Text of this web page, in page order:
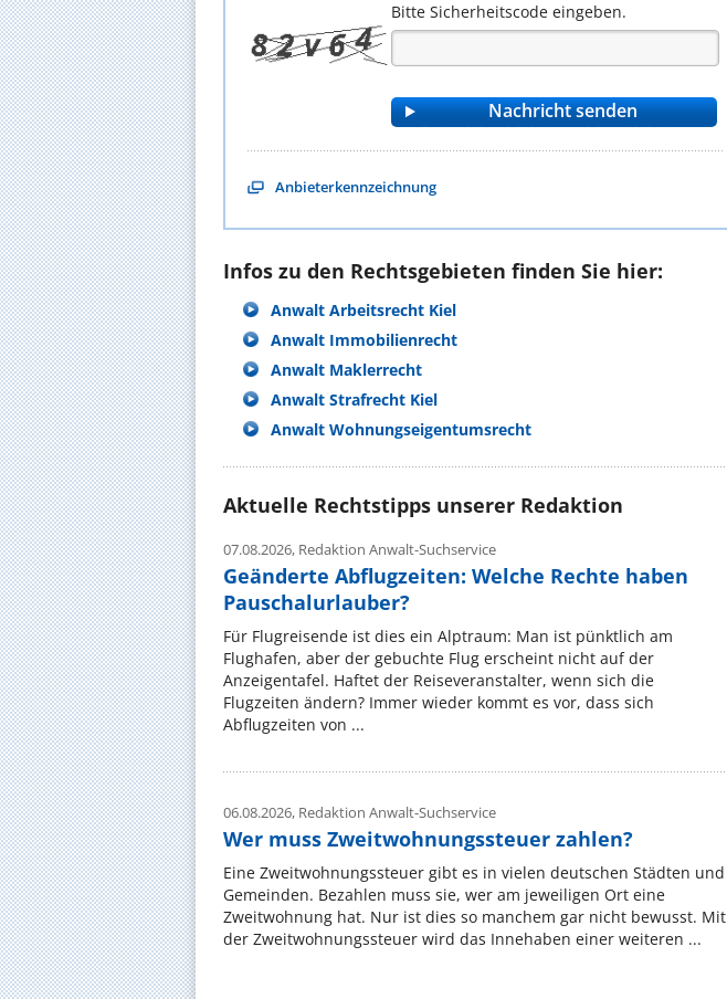
Bitte Sicherheitscode eingeben.
Anbieterkennzeichnung
Infos zu den Rechtsgebieten finden Sie hier:
Anwalt Arbeitsrecht Kiel
Anwalt Immobilienrecht
Anwalt Maklerrecht
Anwalt Strafrecht Kiel
Anwalt Wohnungseigentumsrecht
Aktuelle Rechtstipps unserer Redaktion
07.08.2026, Redaktion Anwalt-Suchservice
Geänderte Abflugzeiten: Welche Rechte haben
Pauschalurlauber?
Für Flugreisende ist dies ein Alptraum: Man ist pünktlich am
Flughafen, aber der gebuchte Flug erscheint nicht auf der
Anzeigentafel. Haftet der Reiseveranstalter, wenn sich die
Flugzeiten ändern? Immer wieder kommt es vor, dass sich
Abflugzeiten von ...
06.08.2026, Redaktion Anwalt-Suchservice
Wer muss Zweitwohnungssteuer zahlen?
Eine Zweitwohnungssteuer gibt es in vielen deutschen Städten und
Gemeinden. Bezahlen muss sie, wer am jeweiligen Ort eine
Zweitwohnung hat. Nur ist dies so manchem gar nicht bewusst. Mit
der Zweitwohnungssteuer wird das Innehaben einer weiteren ...